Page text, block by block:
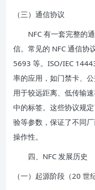
（三）通信协议
NFC 有一套完整的通
信。常见的 NFC 通信协
5693 等。ISO/IEC
率的应用，如门禁卡、
用于较远距离、低传输
中的标签。这些协议规
验等参数，保证了不同
操作性。
四、NFC 发展历史
（一）起源阶段（20 世